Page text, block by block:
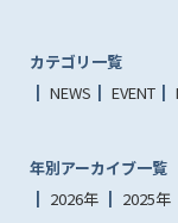
カテゴリ一覧
NEWS
EVENT
年別アーカイブ一覧
2026年
2025年